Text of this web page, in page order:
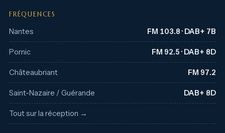
FRÉQUENCES
Nantes FM 103.8 · DAB+ 7B
Pornic FM 92.5 · DAB+ 8D
Châteaubriant FM 97.2
Saint-Nazaire / Guérande DAB+ 8D
Tout sur la réception →